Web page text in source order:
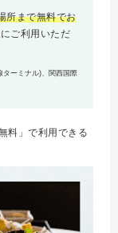
所まで無料でお
ご利用いただ
ーミナル)、関西国際
料」で利用できる